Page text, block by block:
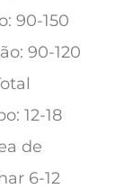
90-150
90-120
12-18
de
6-12